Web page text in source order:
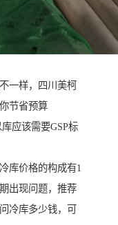
一样，四川美柯
节省预算
应该需要GSP标
库价格的构成有1
出现问题，推荐
冷库多少钱，可